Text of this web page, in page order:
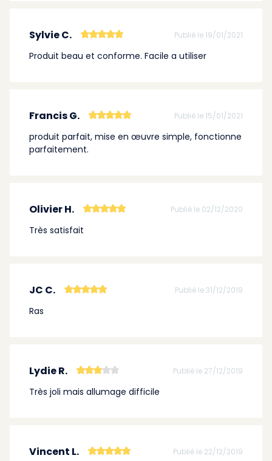
Sylvie C. Publié le 19/01/2021
Produit beau et conforme. Facile a utiliser
Francis G. Publié le 15/01/2021
produit parfait, mise en œuvre simple, fonctionne
parfaitement.
Olivier H. Publié le 02/12/2020
Très satisfait
JC C. Publié le 31/12/2019
Ras
Lydie R. Publié le 27/12/2019
Très joli mais allumage difficile
Vincent L. Publié le 22/12/2019